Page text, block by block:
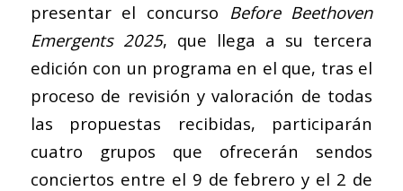
presentar el concurso Before Beethoven
Emergents 2025, que llega a su tercera
edición con un programa en el que, tras el
proceso de revisión y valoración de todas
las propuestas recibidas, participarán
cuatro grupos que ofrecerán sendos
conciertos entre el 9 de febrero y el 2 de